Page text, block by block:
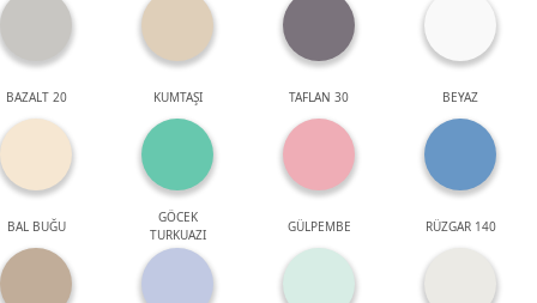
BAZALT 20 KUMTAŞI TAFLAN 30 BEYAZ
BAL BUĞU
GÖCEK
TURKUAZI
GÜLPEMBE RÜZGAR 140